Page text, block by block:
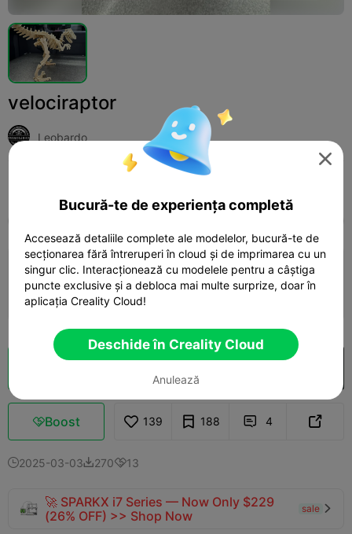
velociraptor
Leobardo
0.2mm layer, 2 walls, 15% infill
01h 05m 20.65g
Boost 139 188  4 
2025-03-0327013
🚀 SPARKX i7 Series — Now Only $229
(26% OFF) >> Shop Now
sale 

Bucură-te de experiența completă
Accesează detaliile complete ale modelelor, bucură-te de
secționarea fără întreruperi în cloud și de imprimarea cu un
singur clic. Interacționează cu modelele pentru a câștiga
puncte exclusive și a debloca mai multe surprize, doar în
aplicația Creality Cloud!
Deschide în Creality Cloud
Anulează